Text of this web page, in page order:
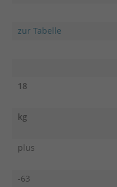
zur Tabelle
18
kg
plus
-63